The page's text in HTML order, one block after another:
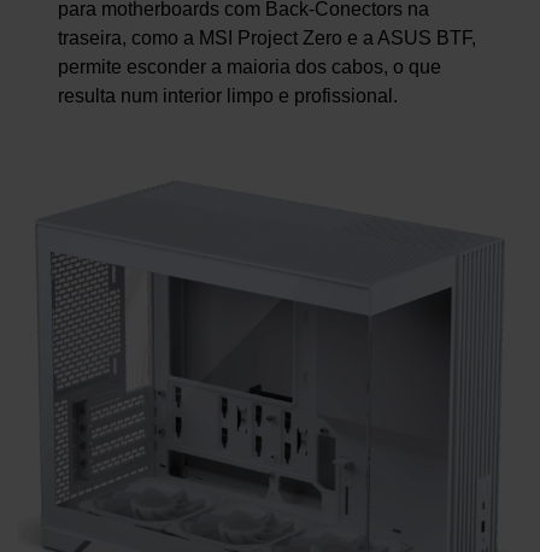
para motherboards com Back-Conectors na
traseira, como a MSI Project Zero e a ASUS BTF,
permite esconder a maioria dos cabos, o que
resulta num interior limpo e profissional.